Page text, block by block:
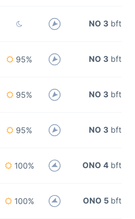
NO 3 bft
95% NO 3 bft
95% NO 3 bft
95% NO 3 bft
100% ONO 4 bft
100% ONO 5 bft